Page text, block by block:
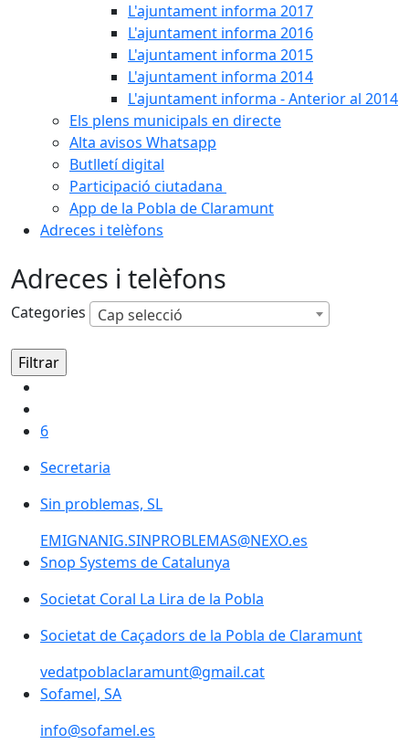
L'ajuntament informa 2017
L'ajuntament informa 2016
L'ajuntament informa 2015
L'ajuntament informa 2014
L'ajuntament informa - Anterior al 2014
Els plens municipals en directe
Alta avisos Whatsapp
Butlletí digital
Participació ciutadana
App de la Pobla de Claramunt
Adreces i telèfons
Adreces i telèfons
Categories Cap selecció
6
Secretaria
Sin problemas, SL
EMIGNANIG.SINPROBLEMAS@NEXO.es
Snop Systems de Catalunya
Societat Coral La Lira de la Pobla
Societat de Caçadors de la Pobla de Claramunt
vedatpoblaclaramunt@gmail.cat
Sofamel, SA
info@sofamel.es